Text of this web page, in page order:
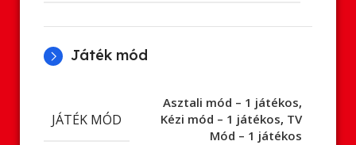
Játék mód
JÁTÉK MÓD
Asztali mód – 1 játékos,
Kézi mód – 1 játékos, TV
Mód – 1 játékos